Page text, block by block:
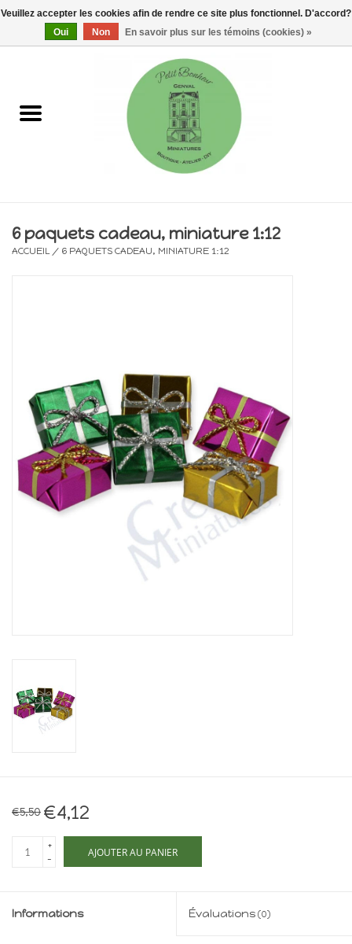
0 Articles - €0,00
Maisons, vitrines & kits
Electricité
1/48ème
Fournitures bricolage
Bois
Maison de souris
miniature - The Mouse
6 paquets cadeau, miniature 1:12
ACCUEIL / 6 PAQUETS CADEAU, MINIATURE 1:12
€5,50 €4,12
+
-
AJOUTER AU PANIER
Informations Évaluations (0)
Veuillez accepter les cookies afin de rendre ce site plus fonctionnel. D'accord?
Oui
Non En savoir plus sur les témoins (cookies) »